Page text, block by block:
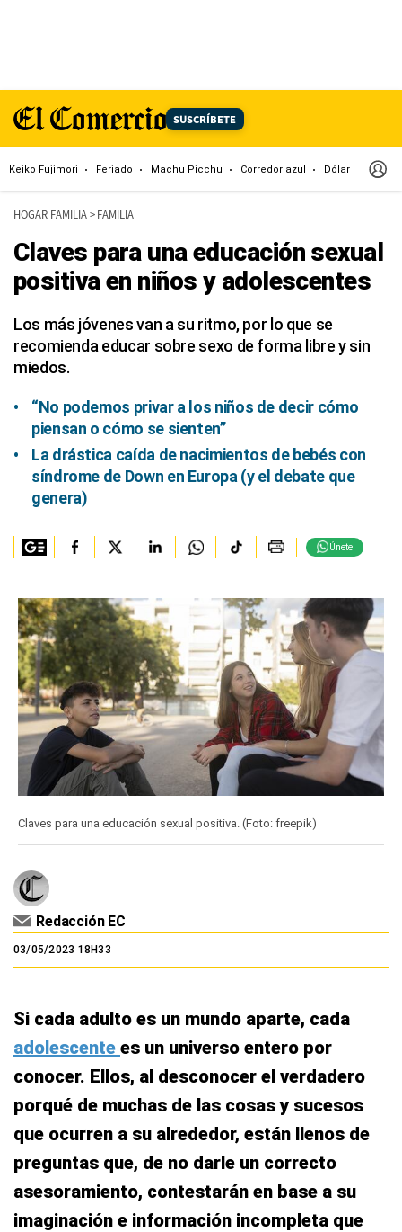
SUSCRÍBETE
Keiko Fujimori Feriado Machu Picchu Corredor azul Dólar
HOGAR FAMILIA> FAMILIA
Claves para una educación sexual
positiva en niños y adolescentes
Los más jóvenes van a su ritmo, por lo que se
recomienda educar sobre sexo de forma libre y sin
miedos.
“No podemos privar a los niños de decir cómo
piensan o cómo se sienten”
La drástica caída de nacimientos de bebés con
síndrome de Down en Europa (y el debate que
genera)
Únete
Claves para una educación sexual positiva. (Foto: freepik)
Redacción EC
03/05/2023 18H33
Si cada adulto es un mundo aparte, cada
adolescente es un universo entero por
conocer. Ellos, al desconocer el verdadero
porqué de muchas de las cosas y sucesos
que ocurren a su alrededor, están llenos de
preguntas que, de no darle un correcto
asesoramiento, contestarán en base a su
imaginación e información incompleta que